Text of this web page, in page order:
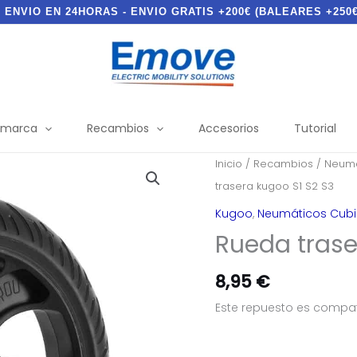
EN 24HORAS - ENVIO GRATIS +200€ (BALEARES
Recambios Accesorios Tutorial
Inicio / Recambios /
trasera kugoo S1 S2 S3
Kugoo, Neumáticos
Rueda
8,95 €
Este repuesto es